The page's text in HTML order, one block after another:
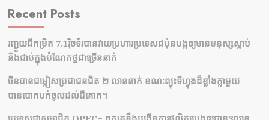
Recent Posts
រញ្ជួយដីកម្រិត​ 7.1រ៉ិចទ័របានវាយប្រហារប្រទេសជប៉ុនបង្កឲ្យមានមនុស្សស្លាប់​
និង​ជាប់ក្នុងបំណែកថ្មជាច្រើននាក់
ចិនបានជម្លៀសប្រជាជនជិត ២ លាននាក់ ខណៈព្យុះទីហ្វុងដ៏ខ្លាំងក្លាមួយ
បានបោកបក់ចូលដល់ដីគោក។